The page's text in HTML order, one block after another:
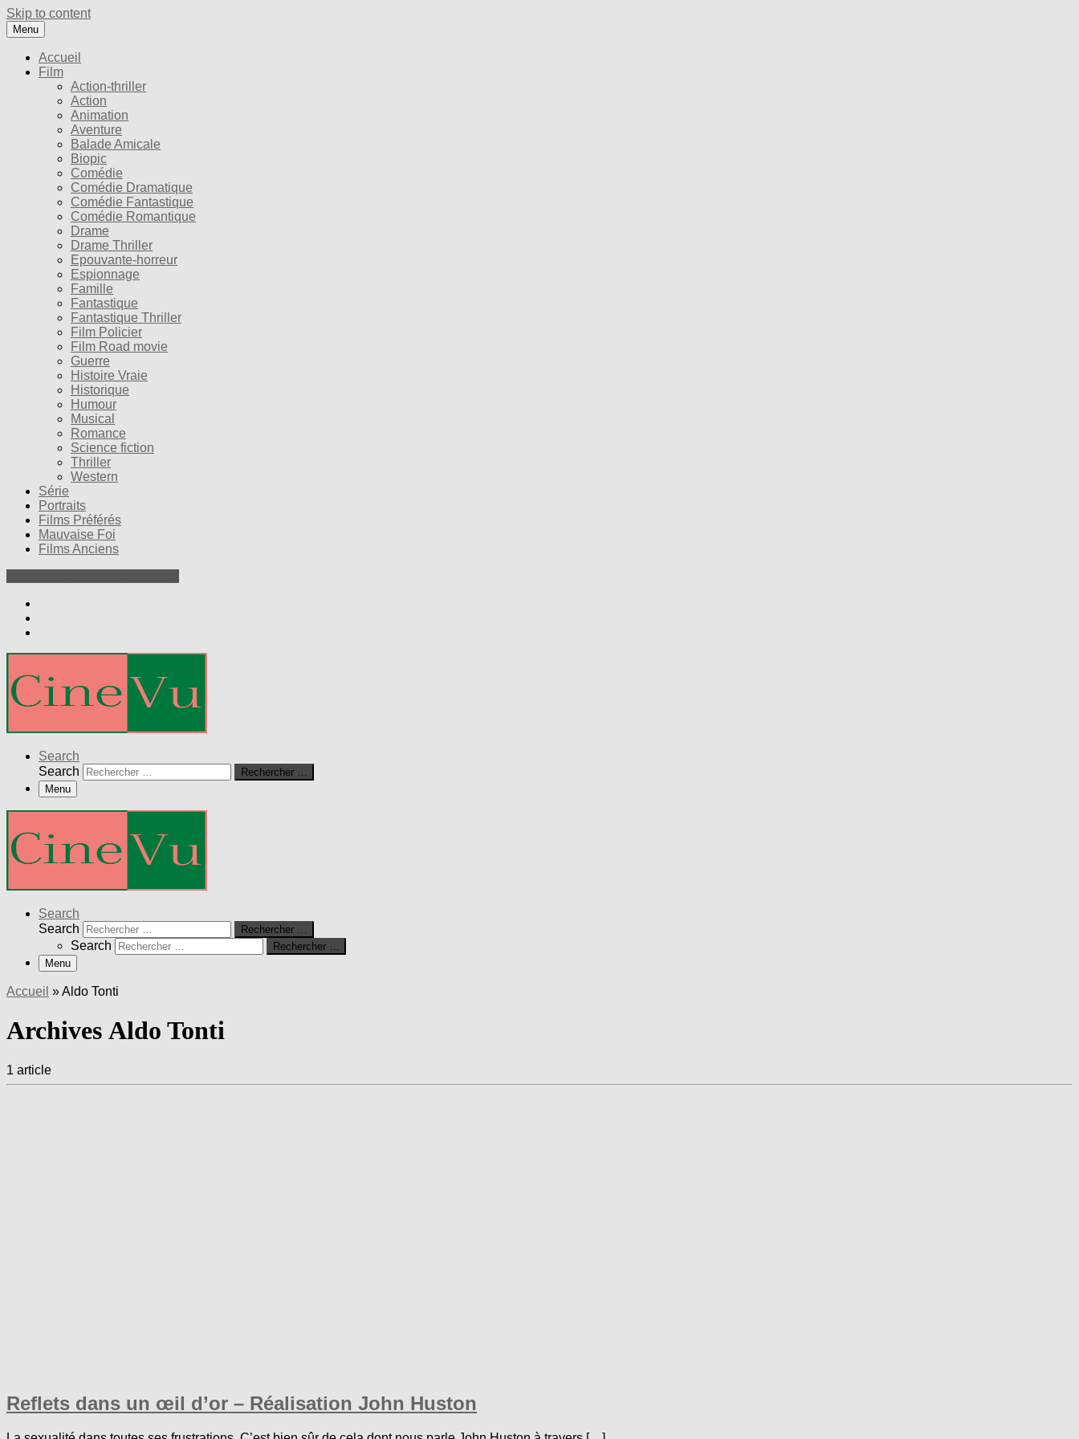
Skip to content
Menu
Accueil
Film
Action-thriller
Action
Animation
Aventure
Balade Amicale
Biopic
Comédie
Comédie Dramatique
Comédie Fantastique
Comédie Romantique
Drame
Drame Thriller
Epouvante-horreur
Espionnage
Famille
Fantastique
Fantastique Thriller
Film Policier
Film Road movie
Guerre
Histoire Vraie
Historique
Humour
Musical
Romance
Science fiction
Thriller
Western
Série
Portraits
Films Préférés
Mauvaise Foi
Films Anciens
Search
Search
Rechercher …
Menu
Search
Search
Rechercher …
Search
Rechercher …
Menu
Accueil »Aldo Tonti
Archives Aldo Tonti
1 article
Reflets dans un œil d’or – Réalisation John Huston